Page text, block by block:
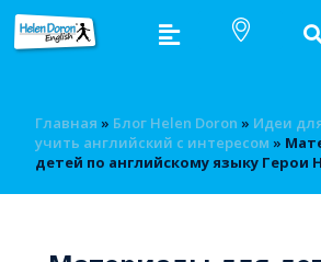
Главная » Блог Helen Doron » Идеи
учить английский с интересом »
детей по английскому языку Герои